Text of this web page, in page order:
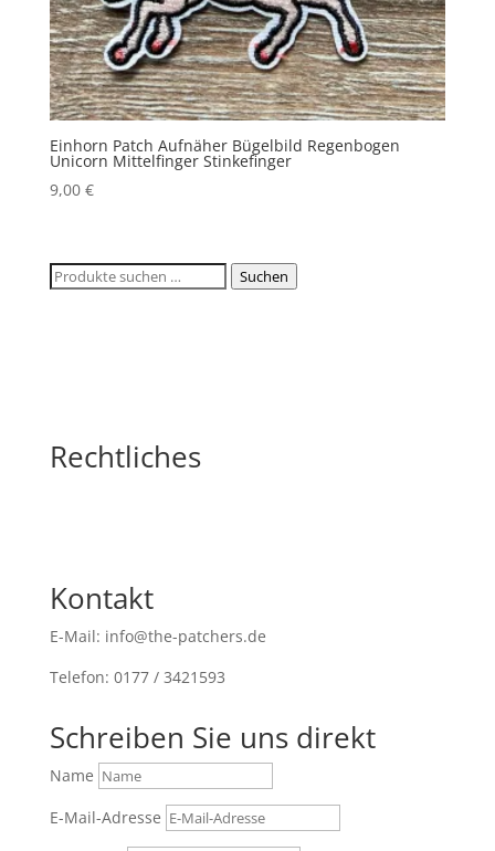
Einhorn Patch Aufnäher Bügelbild Regenbogen
Unicorn Mittelfinger Stinkefinger
9,00 €
Suchen
Suchen
Rechtliches
Kontakt
E-Mail: info@the-patchers.de
Telefon: 0177 / 3421593
Schreiben Sie uns direkt
Name
E-Mail-Adresse